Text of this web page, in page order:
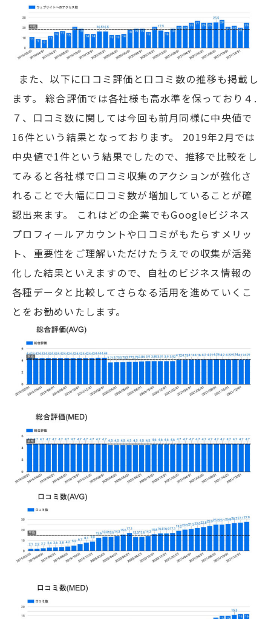
また、以下に口コミ評価と口コミ数の推移も掲載し
ます。 総合評価では各社様も高水準を保っており４.
７、口コミ数に関しては今回も前月同様に中央値で
16件という結果となっております。 2019年2月では
中央値で1件という結果でしたので、推移で比較をし
てみると各社様で口コミ収集のアクションが強化さ
れることで大幅に口コミ数が増加していることが確
認出来ます。 これはどの企業でもGoogleビジネス
プロフィールアカウントや口コミがもたらすメリッ
ト、重要性をご理解いただけたうえでの収集が活発
化した結果といえますので、自社のビジネス情報の
各種データと比較してさらなる活用を進めていくこ
とをお勧めいたします。